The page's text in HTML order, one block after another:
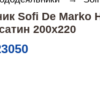
Sofi De Marko
200х220